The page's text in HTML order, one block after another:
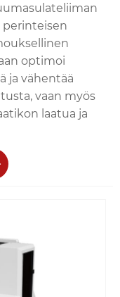
perinteisen
​​optimoi
ja vähentää
vaan myös
laatua ja